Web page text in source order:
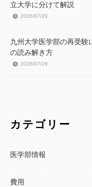
立大学に分けて解説
2026/07/29
九州大学医学部の再受験
の読み解き方
2026/07/29
カテゴリー
医学部情報
費用